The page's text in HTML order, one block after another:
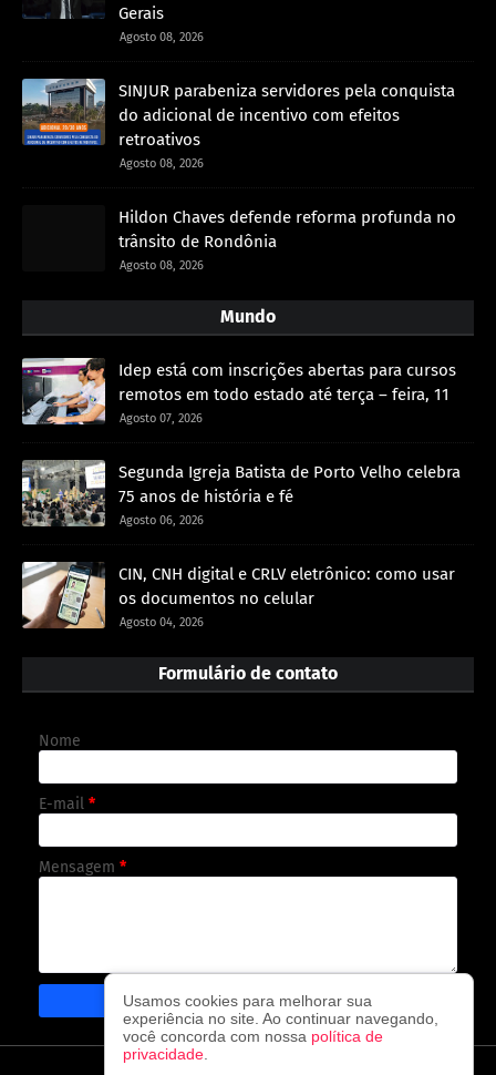
Gerais
Agosto 08, 2026
SINJUR parabeniza servidores pela conquista
do adicional de incentivo com efeitos
retroativos
Agosto 08, 2026
Hildon Chaves defende reforma profunda no
trânsito de Rondônia
Agosto 08, 2026
Mundo
Idep está com inscrições abertas para cursos
remotos em todo estado até terça – feira, 11
Agosto 07, 2026
Segunda Igreja Batista de Porto Velho celebra
75 anos de história e fé
Agosto 06, 2026
CIN, CNH digital e CRLV eletrônico: como usar
os documentos no celular
Agosto 04, 2026
Formulário de contato
Nome
E-mail *
Mensagem *
Usamos cookies para melhorar sua
experiência no site. Ao continuar navegando,
você concorda com nossa política de
privacidade